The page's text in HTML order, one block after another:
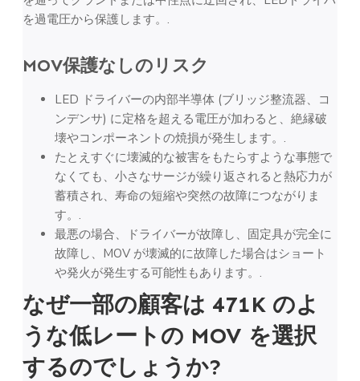
を過電圧から保護します。.
MOV保護なしのリスク
LED ドライバーの内部半導体 (ブリッジ整流器、コ
ンデンサ) に定格を超える電圧が加わると、絶縁破
壊やコンポーネントの焼損が発生します。.
たとえすぐに壊滅的な被害をもたらすような事態で
なくても、小さなサージが繰り返されると熱応力が
蓄積され、寿命の短縮や突然の故障につながりま
す。.
最悪の場合、ドライバーが故障し、固定具が完全に
故障し、MOV が壊滅的に故障した場合はショート
や発火が発生する可能性もあります。.
なぜ一部の顧客は 471K のよ
うな低レートの MOV を選択
するのでしょうか?